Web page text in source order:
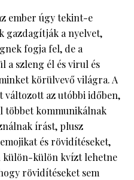
ember úgy tekint-e
gazdagítják a nyelvet,
fogja fel, de a
a szleng él és virul és
körülvevő világra. A
változott az utóbbi időben,
többet kommunikálnak
írást, plusz
és rövidítéseket,
külön-külön kvízt lehetne
rövidítéseket sem